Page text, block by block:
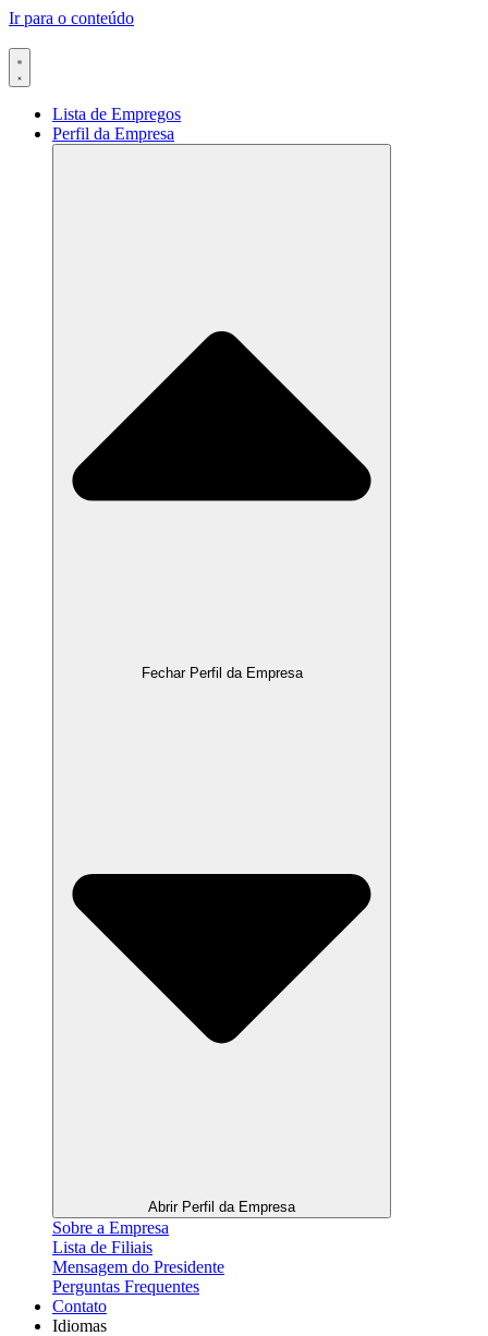
Ir para o conteúdo
Lista de Empregos
Perfil da Empresa
Fechar Perfil da Empresa
Abrir Perfil da Empresa
Sobre a Empresa
Lista de Filiais
Mensagem do Presidente
Perguntas Frequentes
Contato
Idiomas